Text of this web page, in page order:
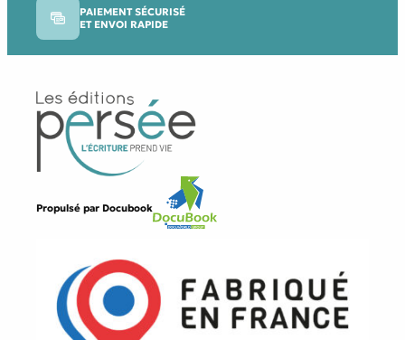
PAIEMENT SÉCURISÉ
ET ENVOI RAPIDE
Propulsé par Docubook